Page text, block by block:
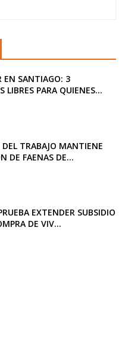
EN SANTIAGO: 3
LIBRES PARA QUIENES...
DEL TRABAJO MANTIENE
DE FAENAS DE...
EXTENDER SUBSIDIO
DE VIV...